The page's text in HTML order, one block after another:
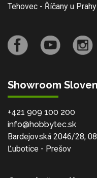
Tehovec - Říčany u Prahy
Showroom
+421 909 100 200
info@hobbytec.sk
Bardejovská 2046/28,
Ľubotice - Prešov